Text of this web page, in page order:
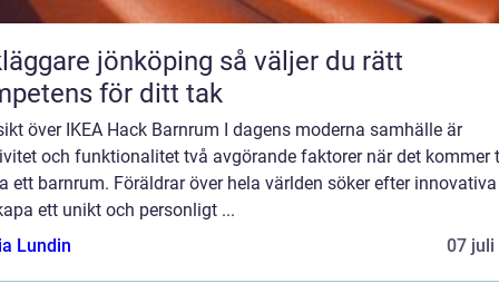
jönköping så väljer du rätt
för ditt tak
över IKEA Hack Barnrum I dagens moderna samhälle är
och funktionalitet två avgörande faktorer när det kommer
ett barnrum. Föräldrar över hela världen söker efter
ett unikt och personligt ...
Lundin
07 juli